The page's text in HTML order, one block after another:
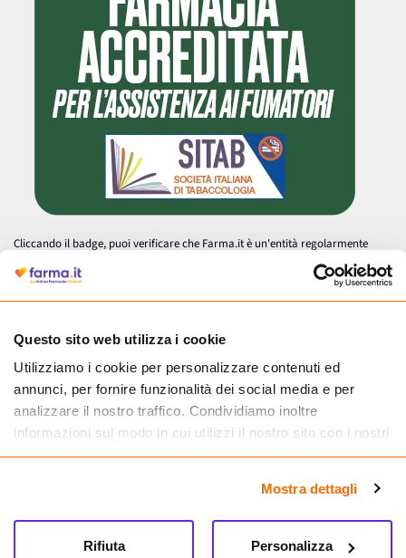
Questo sito web utilizza i cookie
Utilizziamo i cookie per personalizzare contenuti ed
annunci, per fornire funzionalità dei social media e per
analizzare il nostro traffico. Condividiamo inoltre
informazioni sul modo in cui utilizzi il nostro sito con i nostri
partner che si occupano di analisi dei dati web, pubblicità e
informazioni che hai fornito loro o che hanno raccolto dal
tuo utilizzo dei loro servizi.
Mostra dettagli
Personalizza
Rifiuta
Cliccando il badge, puoi verificare che Farma.it è un'entità regolarmente
autorizzata dal Ministero della Salute a effettuare la vendita online di
medicinali.